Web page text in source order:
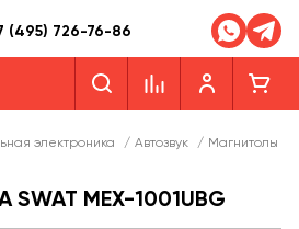
(495) 726-76-86
электроника / Автозвук / Магнитолы
MEX-1001UBG